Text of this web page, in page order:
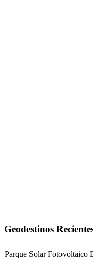
Geodestinos
Parque Solar Fotovoltaico